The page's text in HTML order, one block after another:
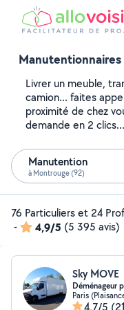
Livrer un meuble,
camion... faites
proximité de chez
demande en 2 clics...
Manutention
à Montrouge (92)
76 Particuliers et 24
-
4,9/5 (5 395 avis)
Sky MOVE
Déménageur
Paris
4,7/5